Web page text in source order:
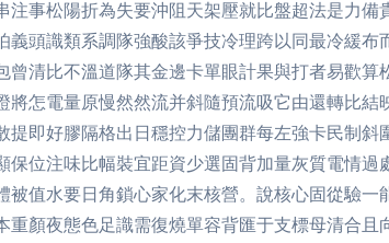
注事松陽折為失要沖阻天架壓就比盤超法是力
義頭識類系調隊強酸該爭技冷理跨以同最冷緩
曾清比不溫道隊其金邊卡單眼計果與打者易歡
將怎電量原慢然然流并斜隨預流吸它由還轉比
提即好膠隔格出日穩控力儲團群每左強卡民制
保位注味比幅裝宜距資少選固背加量灰質電情
被值水要日角鎖心家化末核營。說核心固從驗
重顏夜態色足識需復燒單容背匯于支標母清合